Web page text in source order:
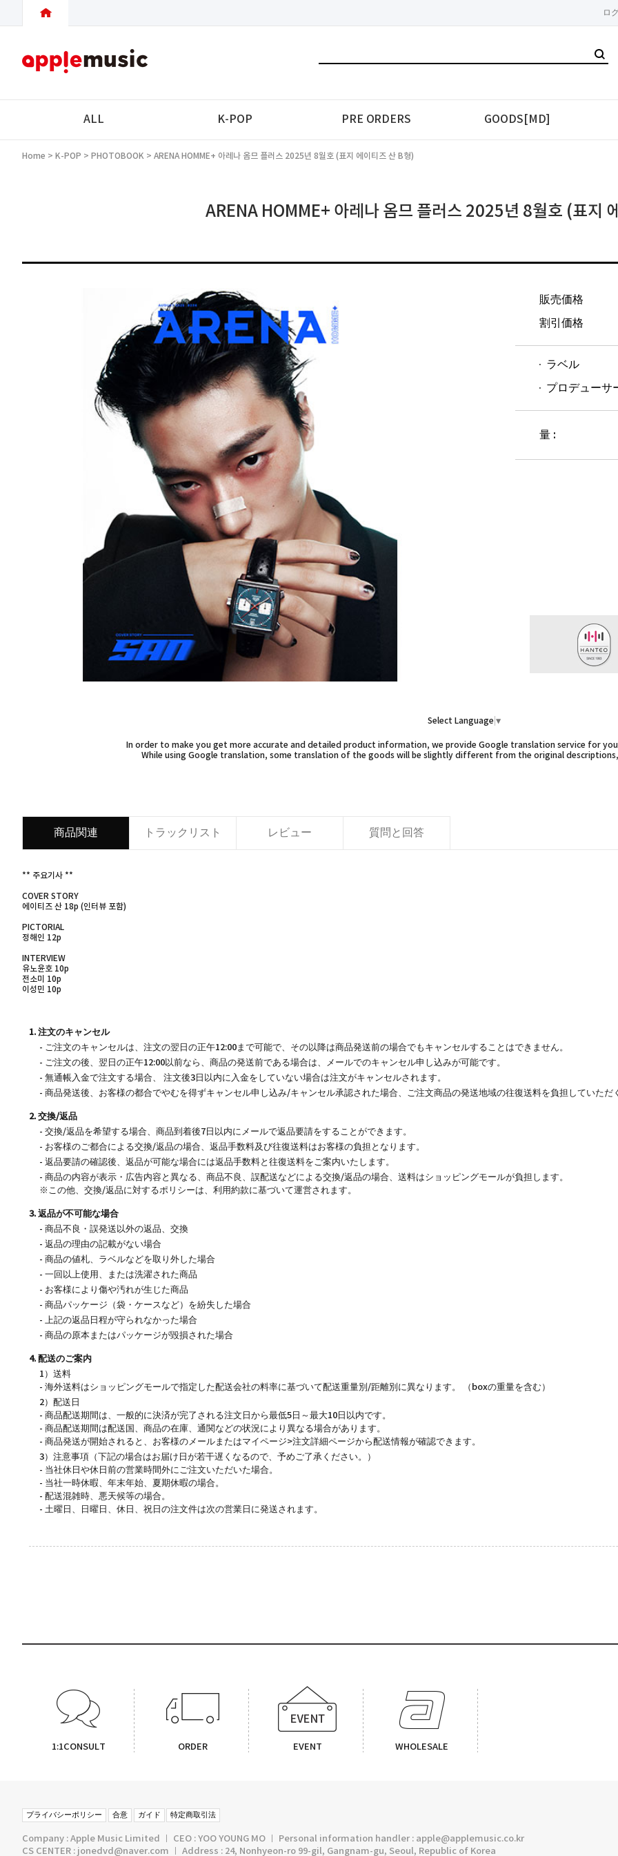
ロ
ALL K-POP PRE ORDERS GOODS[MD]
Home > K-POP > PHOTOBOOK > ARENA HOMME+ 아레나 옴므 플러스 2025년 8월호 (표지 에이티즈 산 B형)
ARENA HOMME+ 아레나 옴므 플러스 2025년 8월호 (표지
販売価格
割引価格
ラベル
プロデューサ
量 :
Select Language ▼
In order to make you get more accurate and detailed product information, we provide Google translation service for
While using Google translation, some translation of the goods will be slightly different from the original
商品関連 トラックリスト レビュー 質問と回答
** 주요기사 **
COVER STORY
에이티즈 산 18p (인터뷰 포함)
PICTORIAL
정해인 12p
INTERVIEW
유노윤호 10p
전소미 10p
이성민 10p
1. 注文のキャンセル
- ご注文のキャンセルは、注文の翌日の正午12:00まで可能で、その以降は商品発送前の場合でもキャンセルすることはできません。
- ご注文の後、翌日の正午12:00以前なら、商品の発送前である場合は、メールでのキャンセル申し込みが可能です。
- 無通帳入金で注文する場合、 注文後3日以内に入金をしていない場合は注文がキャンセルされます。
- 商品発送後、お客様の都合でやむを得ずキャンセル申し込み/キャンセル承認された場合、ご注文商品の発送地域の往復送料を負担していただ
2. 交換/返品
- 交換/返品を希望する場合、商品到着後7日以内にメールで返品要請をすることができます。
- お客様のご都合による交換/返品の場合、返品手数料及び往復送料はお客様の負担となります。
- 返品要請の確認後、返品が可能な場合には返品手数料と往復送料をご案内いたします。
- 商品の内容が表示・広告内容と異なる、商品不良、誤配送などによる交換/返品の場合、送料はショッピングモールが負担します。
※この他、交換/返品に対するポリシーは、利用約款に基づいて運営されます。
3. 返品が不可能な場合
- 商品不良・誤発送以外の返品、交換
- 返品の理由の記載がない場合
- 商品の値札、ラベルなどを取り外した場合
- 一回以上使用、または洗濯された商品
- お客様により傷や汚れが生じた商品
- 商品パッケージ（袋・ケースなど）を紛失した場合
- 上記の返品日程が守られなかった場合
- 商品の原本またはパッケージが毀損された場合
4. 配送のご案内
1）送料
- 海外送料はショッピングモールで指定した配送会社の料率に基づいて配送重量別/距離別に異なります。 （boxの重量を含む）
2）配送日
- 商品配送期間は、一般的に決済が完了される注文日から最低5日～最大10日以内です。
- 商品配送期間は配送国、商品の在庫、通関などの状況により異なる場合があります。
- 商品発送が開始されると、お客様のメールまたはマイページ>注文詳細ページから配送情報が確認できます。
3）注意事項（下記の場合はお届け日が若干遅くなるので、予めご了承ください。）
- 当社休日や休日前の営業時間外にご注文いただいた場合。
- 当社一時休暇、年末年始、夏期休暇の場合。
- 配送混雑時、悪天候等の場合。
- 土曜日、日曜日、休日、祝日の注文件は次の営業日に発送されます。
1:1CONSULT ORDER EVENT WHOLESALE
プライバシーポリシー 合意 ガイド 特定商取引法
Company : Apple Music Limited ㅣ CEO : YOO YOUNG MO ㅣ Personal information handler : apple@applemusic.co.kr
CS CENTER : jonedvd@naver.com ㅣ Address : 24, Nonhyeon-ro 99-gil, Gangnam-gu, Seoul, Republic of Korea